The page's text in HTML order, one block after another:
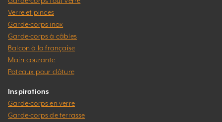
Verre et pinces
Garde-corps inox
Garde-corps à câbles
Balcon à la française
Main-courante
Poteaux pour clôture
Inspirations
Garde-corps en verre
Garde-corps de terrasse